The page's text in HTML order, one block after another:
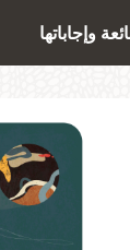
وإجاباتها